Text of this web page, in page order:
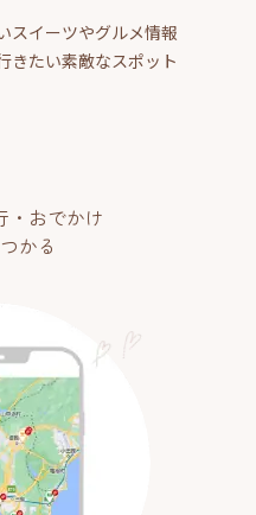
スイーツやグルメ情報
きたい素敵なスポット
・おでかけ
かる